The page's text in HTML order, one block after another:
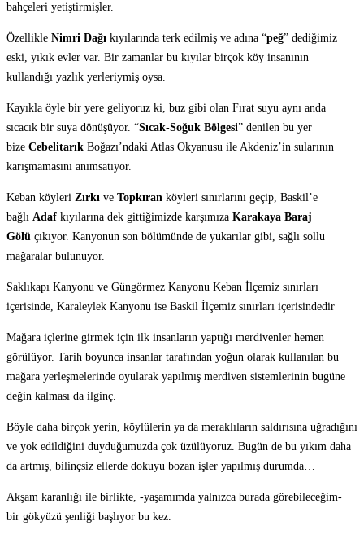
bahçeleri yetiştirmişler.
Özellikle Nimri Dağı kıyılarında terk edilmiş ve adına “peğ” dediğimiz
eski, yıkık evler var. Bir zamanlar bu kıyılar birçok köy insanının
kullandığı yazlık yerleriymiş oysa.
Kayıkla öyle bir yere geliyoruz ki, buz gibi olan Fırat suyu aynı anda
sıcacık bir suya dönüşüyor. “Sıcak-Soğuk Bölgesi” denilen bu yer
bize Cebelitarık Boğazı’ndaki Atlas Okyanusu ile Akdeniz’in sularının
karışmamasını anımsatıyor.
Keban köyleri Zırkı ve Topkıran köyleri sınırlarını geçip, Baskil’e
bağlı Adaf kıyılarına dek gittiğimizde karşımıza Karakaya Baraj
Gölü çıkıyor. Kanyonun son bölümünde de yukarılar gibi, sağlı sollu
mağaralar bulunuyor.
Saklıkapı Kanyonu ve Güngörmez Kanyonu Keban İlçemiz sınırları
içerisinde, Karaleylek Kanyonu ise Baskil İlçemiz sınırları içerisindedir
Mağara içlerine girmek için ilk insanların yaptığı merdivenler hemen
görülüyor. Tarih boyunca insanlar tarafından yoğun olarak kullanılan bu
mağara yerleşmelerinde oyularak yapılmış merdiven sistemlerinin bugüne
değin kalması da ilginç.
Böyle daha birçok yerin, köylülerin ya da meraklıların saldırısına uğradığını
ve yok edildiğini duyduğumuzda çok üzülüyoruz. Bugün de bu yıkım daha
da artmış, bilinçsiz ellerde dokuyu bozan işler yapılmış durumda…
Akşam karanlığı ile birlikte, -yaşamımda yalnızca burada görebileceğim-
bir gökyüzü şenliği başlıyor bu kez.